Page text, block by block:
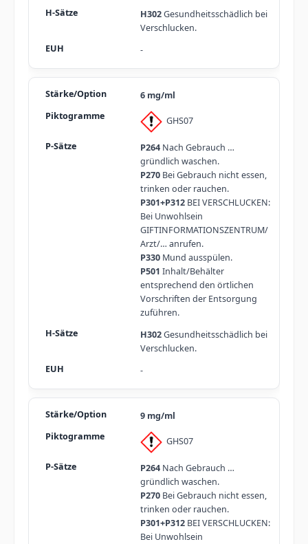
H302Gesundheitsschädlich bei
Verschlucken.
-
6 mg/ml
GHS07
P264Nach Gebrauch …
gründlich waschen.
P270Bei Gebrauch nicht essen,
trinken oder rauchen.
P301+P312BEI VERSCHLUCKEN:
Bei Unwohlsein
GIFTINFORMATIONSZENTRUM/
Arzt/… anrufen.
P330Mund ausspülen.
P501 Inhalt/Behälter
entsprechend den örtlichen
Vorschriften der Entsorgung
zuführen.
H302Gesundheitsschädlich bei
Verschlucken.
-
9 mg/ml
GHS07
P264Nach Gebrauch …
gründlich waschen.
P270Bei Gebrauch nicht essen,
trinken oder rauchen.
P301+P312BEI VERSCHLUCKEN:
Bei Unwohlsein